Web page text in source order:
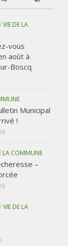
/VIE DE LA
vous
août à
Boscq
Municipal
!
LA COMMUNE
–
/VIE DE LA